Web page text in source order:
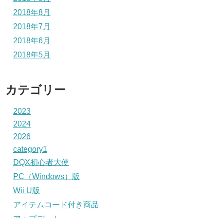
2018年8月
2018年7月
2018年6月
2018年5月
カテゴリー
2023
2024
2026
category1
DQX初心者大使
PC（Windows）版
Wii U版
アイテムコード付き商品